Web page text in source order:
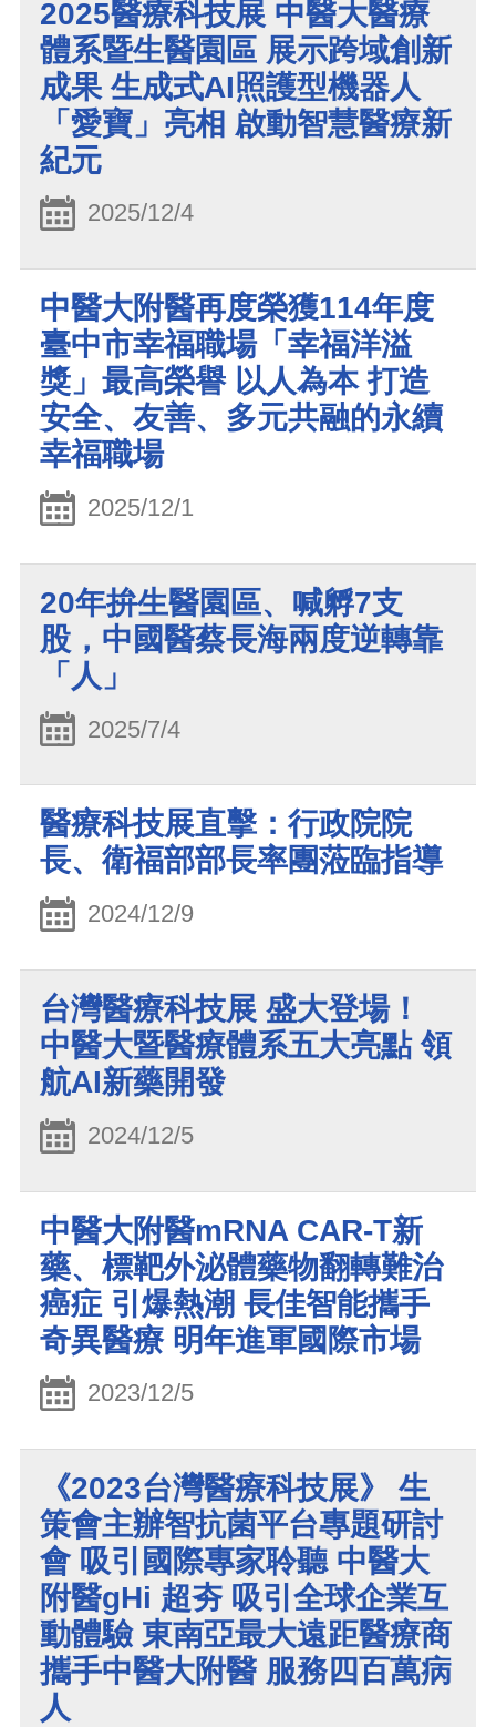
2025醫療科技展 中醫大醫療
體系暨生醫園區 展示跨域創新
成果 生成式AI照護型機器人
「愛寶」亮相 啟動智慧醫療新
紀元
2025/12/4
中醫大附醫再度榮獲114年度
臺中市幸福職場「幸福洋溢
獎」最高榮譽 以人為本 打造
安全、友善、多元共融的永續
幸福職場
2025/12/1
20年拚生醫園區、喊孵7支
股，中國醫蔡長海兩度逆轉靠
「人」
2025/7/4
醫療科技展直擊：行政院院
長、衛福部部長率團蒞臨指導
2024/12/9
台灣醫療科技展 盛大登場！
中醫大暨醫療體系五大亮點 領
航AI新藥開發
2024/12/5
中醫大附醫mRNA CAR-T新
藥、標靶外泌體藥物翻轉難治
癌症 引爆熱潮 長佳智能攜手
奇異醫療 明年進軍國際市場
2023/12/5
《2023台灣醫療科技展》 生
策會主辦智抗菌平台專題研討
會 吸引國際專家聆聽 中醫大
附醫gHi 超夯 吸引全球企業互
動體驗 東南亞最大遠距醫療商
攜手中醫大附醫 服務四百萬病
人